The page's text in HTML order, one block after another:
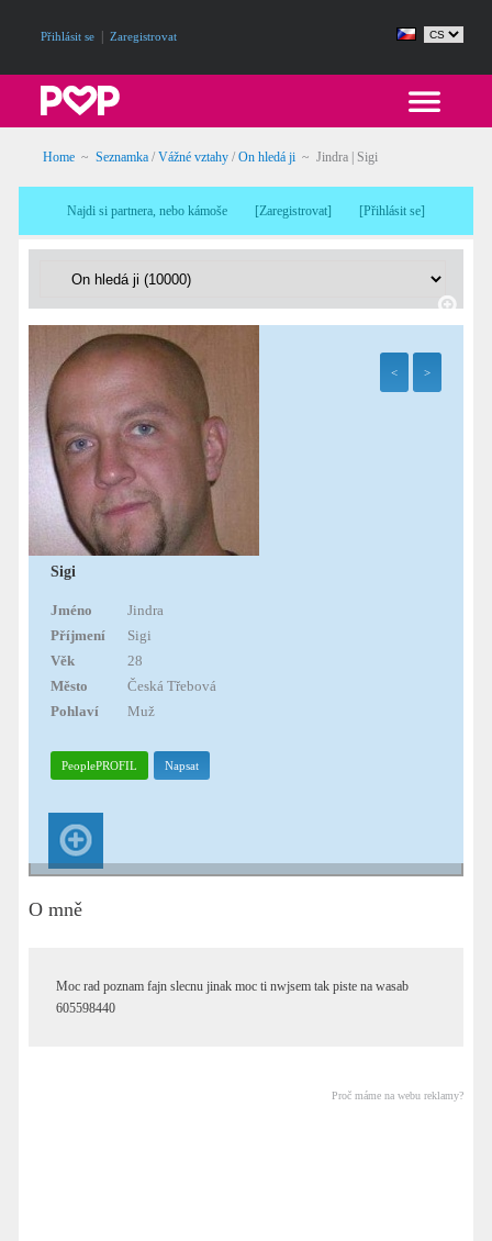
Přihlásit se Zaregistrovat
Home ~ Seznamka / Vážné vztahy / On hledá ji ~ Jindra | Sigi
Najdi si partnera, nebo kámoše [Zaregistrovat] [Přihlásit se]
Sigi
Jméno
Jindra
Příjmení
Sigi
Věk
28
Město
Česká Třebová
Pohlaví
Muž
< >
PeoplePROFIL Napsat
O mně
Moc rad poznam fajn slecnu jinak moc ti nwjsem tak piste na wasab
605598440
Proč máme na webu reklamy?